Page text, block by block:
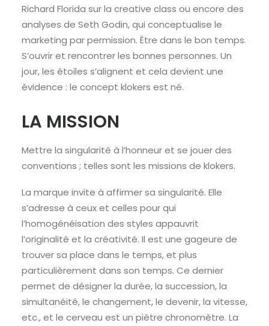
Richard Florida sur la creative class ou encore des
analyses de Seth Godin, qui conceptualise le
marketing par permission. Être dans le bon temps.
S’ouvrir et rencontrer les bonnes personnes. Un
jour, les étoiles s’alignent et cela devient une
évidence : le concept klokers est né.
LA MISSION
Mettre la singularité à l’honneur et se jouer des
conventions ; telles sont les missions de klokers.
La marque invite à affirmer sa singularité. Elle
s’adresse à ceux et celles pour qui
l’homogénéisation des styles appauvrit
l’originalité et la créativité. Il est une gageure de
trouver sa place dans le temps, et plus
particulièrement dans son temps. Ce dernier
permet de désigner la durée, la succession, la
simultanéité, le changement, le devenir, la vitesse,
etc., et le cerveau est un piètre chronomètre. La